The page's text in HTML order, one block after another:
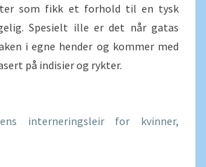
som fikk et forhold til en tysk
Spesielt ille er det når gatas
i egne hender og kommer med
på indisier og rykter.
interneringsleir for kvinner,